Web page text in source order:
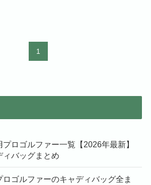
1
ロゴルファー一覧【2026年最新】
ィバッグまとめ
ロゴルファーのキャディバッグ全ま